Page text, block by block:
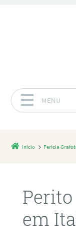
MENU
Início Perícia
em